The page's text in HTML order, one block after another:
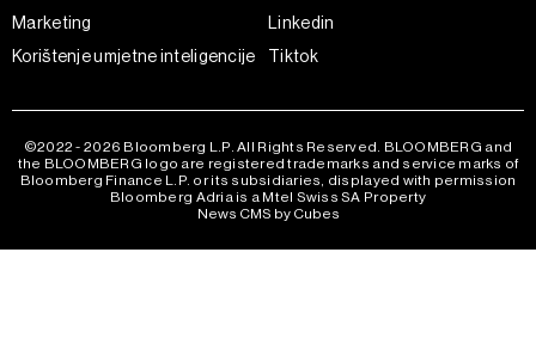
Marketing
Korištenje umjetne inteligencije
Linkedin
Tiktok
©2022 - 2026 Bloomberg L.P. All Rights Reserved. BLOOMBERG and
the BLOOMBERG logo are registered trademarks and service marks of
Bloomberg Finance L.P. or its subsidiaries, displayed with permission
Bloomberg Adria is a Mtel Swiss SA Property
News CMS by Cubes